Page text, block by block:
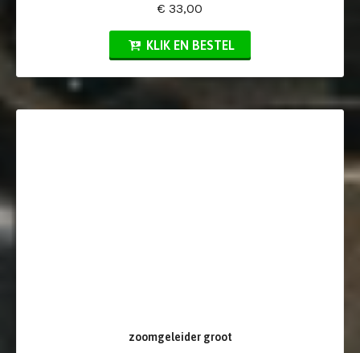
€ 33,00
KLIK EN BESTEL
zoomgeleider groot